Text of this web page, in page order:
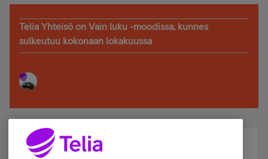
Telia Yhteisö on Vain luku -moodissa, kunnes
sulkeutuu kokonaan lokakuussa
Älä jää paitsi – osallistu ja voita!